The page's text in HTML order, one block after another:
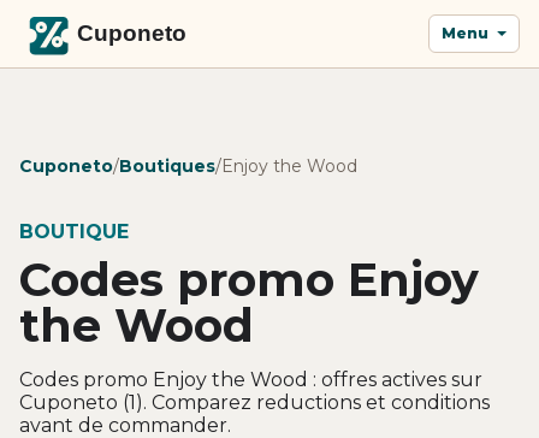
Menu
Cuponeto/Boutiques/Enjoy the Wood
BOUTIQUE
Codes promo Enjoy
the Wood
Codes promo Enjoy the Wood : offres actives sur
Cuponeto (1). Comparez reductions et conditions
avant de commander.